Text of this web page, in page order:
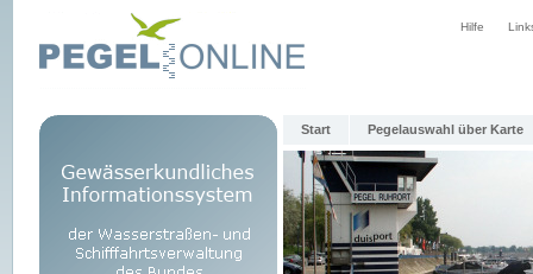
Hilfe
Start Pegelauswahl über Karte